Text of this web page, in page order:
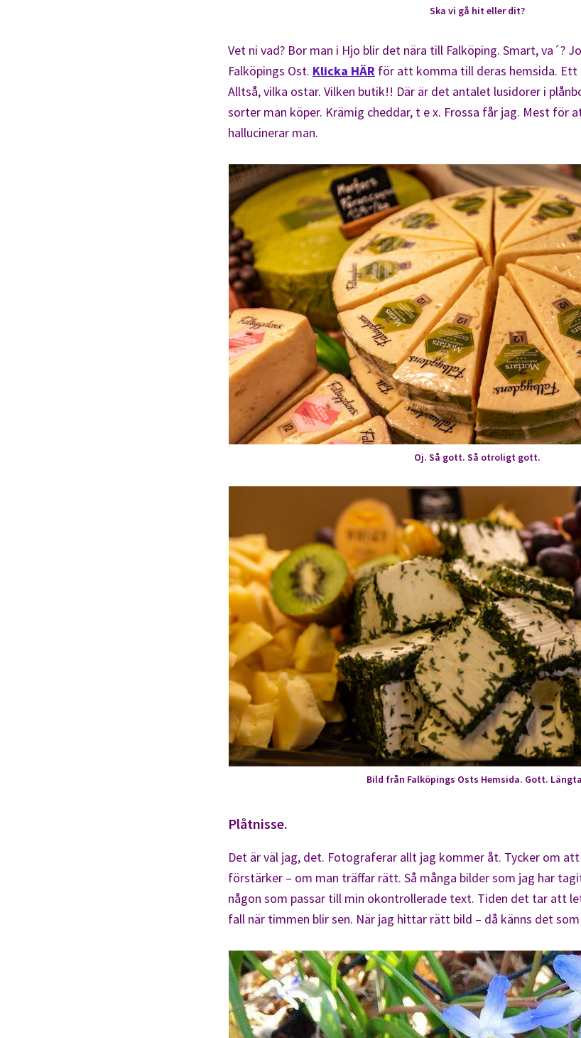
Ska vi gå hit eller dit?
Vet ni vad? Bor man i Hjo blir det nära till Falköping. Smart, va´?
Falköpings Ost. Klicka HÄR för att komma till deras hemsida. Ett
Alltså, vilka ostar. Vilken butik!! Där är det antalet lusidorer i
sorter man köper. Krämig cheddar, t e x. Frossa får jag. Mest för
hallucinerar man.
Oj. Så gott. Så otroligt gott.
Bild från Falköpings Osts Hemsida. Gott.
Plåtnisse.
Det är väl jag, det. Fotograferar allt jag kommer åt. Tycker om
förstärker – om man träffar rätt. Så många bilder som jag har
någon som passar till min okontrollerade text. Tiden det tar att
fall när timmen blir sen. När jag hittar rätt bild – då känns det